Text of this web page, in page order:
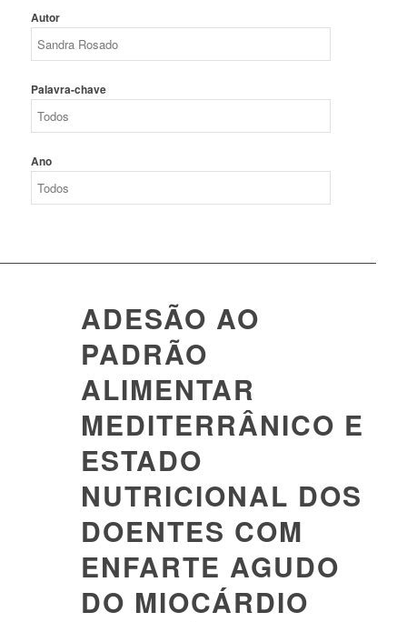
Autor
Palavra-chave
Ano
ADESÃO AO
PADRÃO
ALIMENTAR
MEDITERRÂNICO E
ESTADO
NUTRICIONAL DOS
DOENTES COM
ENFARTE AGUDO
DO MIOCÁRDIO